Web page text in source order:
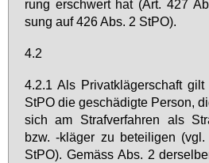
rung er­schwert hat (Art. 427
sung auf 426 Abs. 2 StPO).
4.2
4.2.1 Als Pri­vat­klä­ger­schaft
StPO die ge­schä­dig­te Per­son,
sich am Straf­ver­fah­ren als
bzw. -klä­ger zu be­tei­li­gen
StPO). Ge­mäss Abs. 2